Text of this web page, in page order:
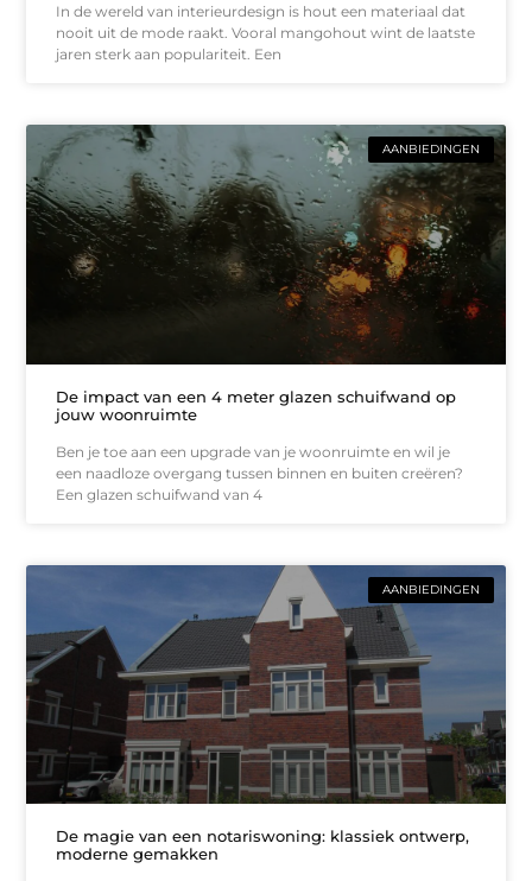
In de wereld van interieurdesign is hout een materiaal dat
nooit uit de mode raakt. Vooral mangohout wint de laatste
jaren sterk aan populariteit. Een
AANBIEDINGEN
De impact van een 4 meter glazen schuifwand op
jouw woonruimte
Ben je toe aan een upgrade van je woonruimte en wil je
een naadloze overgang tussen binnen en buiten creëren?
Een glazen schuifwand van 4
AANBIEDINGEN
De magie van een notariswoning: klassiek ontwerp,
moderne gemakken